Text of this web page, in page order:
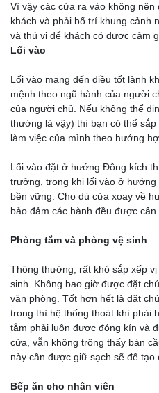
Vì vậy các cửa ra vào không
khách và phải bố trí khung cảnh
và thú vị để khách có được cảm
Lối vào
Lối vào mang đến điều tốt lành
mệnh theo ngũ hành của người
của người chủ. Nếu không thể
thường là vậy) thì bạn có thể
làm việc của mình theo hướng
Lối vào đặt ở hướng Đông kích
trưởng, trong khi lối vào ở
bền vững. Cho dù cửa xoay về
bảo đảm các hành đều được cân
Phòng tắm và phòng vệ sinh
Thông thường, rất khó sắp xếp
sinh. Không bao giờ được đặt
văn phòng. Tốt hơn hết là đặt
trong thì hệ thống thoát khí phải
tắm phải luôn được đóng kín và
cửa, vẫn không trông thấy bàn
này cần được giữ sạch sẽ để tạo
Bếp ăn cho nhân viên